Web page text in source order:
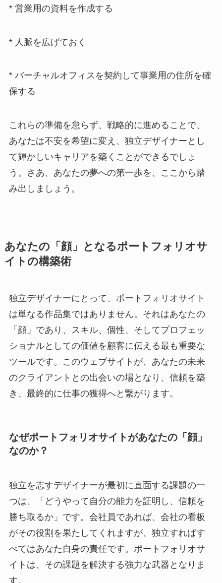
* 営業用の資料を作成する
* 人脈を広げておく
* バーチャルオフィスを契約して事業用の住所を確
保する
これらの準備を怠らず、戦略的に進めることで、
あなたは不安を希望に変え、独立デザイナーとし
て輝かしいキャリアを築くことができるでしょ
う。さあ、あなたの夢への第一歩を、ここから踏
み出しましょう。
あなたの「顔」となるポートフォリオサ
イトの構築術
独立デザイナーにとって、ポートフォリオサイト
は単なる作品集ではありません。それはあなたの
「顔」であり、スキル、個性、そしてプロフェッ
ショナルとしての価値を顧客に伝える最も重要な
ツールです。このウェブサイトが、あなたの未来
のクライアントとの出会いの場となり、信頼を築
き、最終的に仕事の獲得へと繋がります。
なぜポートフォリオサイトがあなたの「顔」
なのか？
独立を志すデザイナーが最初に直面する課題の一
つは、「どうやって自分の能力を証明し、信頼を
勝ち取るか」です。会社員であれば、会社の看板
がその役割を果たしてくれますが、独立すればす
べてはあなた自身の責任です。ポートフォリオサ
イトは、その課題を解決する強力な武器となりま
す。